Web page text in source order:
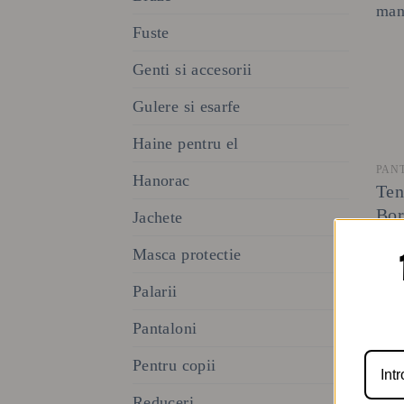
Fuste
Genti si accesorii
Gulere si esarfe
Haine pentru el
Hanorac
Jachete
Masca protectie
Palarii
Pantaloni
Pentru copii